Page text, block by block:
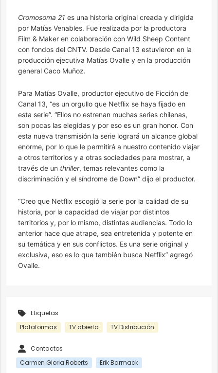
Cromosoma 21 es una historia original creada y dirigida
por Matías Venables. Fue realizada por la productora
Film & Maker en colaboración con Wild Sheep Content
con fondos del CNTV. Desde Canal 13 estuvieron en la
producción ejecutiva Matías Ovalle y en la producción
general Caco Muñoz.
Para Matías Ovalle, productor ejecutivo de Ficción de
Canal 13, “es un orgullo que Netflix se haya fijado en
esta serie”. “Ellos no estrenan muchas series chilenas,
son pocas las elegidas y por eso es un gran honor. Con
esta nueva transmisión la serie logrará un alcance global
enorme, por lo que le permitirá a nuestro contenido viajar
a otros territorios y a otras sociedades para mostrar, a
través de un thriller, temas relevantes como la
discriminación y el síndrome de Down” dijo el productor.
“Creo que Netflix escogió la serie por la calidad de su
historia, por la capacidad de viajar por distintos
territorios y, por lo mismo, distintas audiencias. Todo lo
anterior hace que atrape, sea entretenida y potente en
su temática y en sus conflictos. Es una serie original y
exclusiva, eso es lo que también busca Netflix” agregó
Ovalle.
Etiquetas
Plataformas
TV abierta TV Distribución
Contactos
Carmen Gloria Roberts
Erik Barmack